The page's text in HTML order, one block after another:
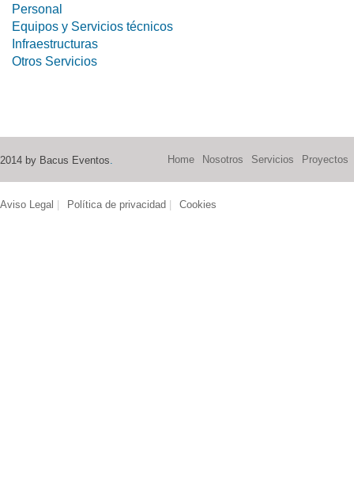
Personal
Equipos y Servicios técnicos
Infraestructuras
Otros Servicios
2014 by Bacus Eventos. Home Nosotros Servicios Proyectos
Aviso Legal Política de privacidad Cookies